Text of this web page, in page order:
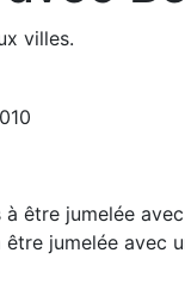
villes.
à être jumelée
être jumelée avec